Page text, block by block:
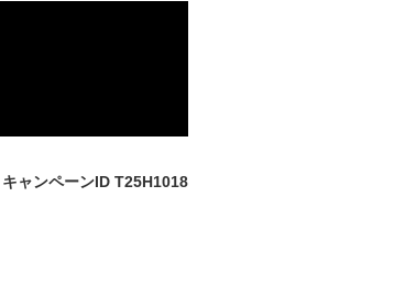
キャンペーンID T25H1018